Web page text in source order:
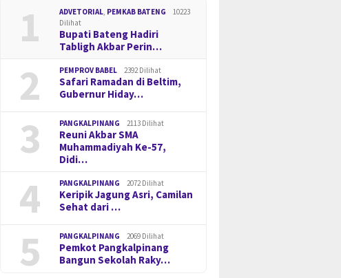
1 ADVETORIAL, PEMKAB BATENG
10223
Dilihat
Bupati Bateng Hadiri
Tabligh Akbar Perin…
2 PEMPROV BABEL 2392 Dilihat
Safari Ramadan di Beltim,
Gubernur Hiday…
3 PANGKALPINANG 2113 Dilihat
Reuni Akbar SMA
Muhammadiyah Ke-57,
Didi…
4 PANGKALPINANG 2072 Dilihat
Keripik Jagung Asri, Camilan
Sehat dari …
5 PANGKALPINANG 2069 Dilihat
Pemkot Pangkalpinang
Bangun Sekolah Raky…